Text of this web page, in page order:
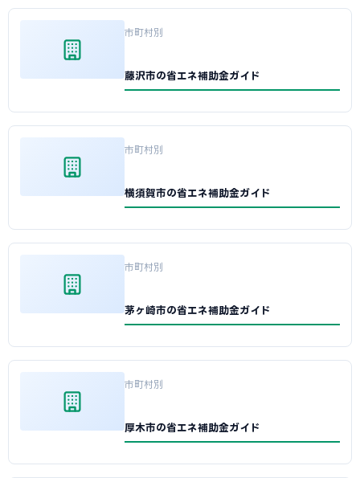
市町村別
藤沢市の省エネ補助金ガイド
市町村別
横須賀市の省エネ補助金ガイド
市町村別
茅ヶ崎市の省エネ補助金ガイド
市町村別
厚木市の省エネ補助金ガイド